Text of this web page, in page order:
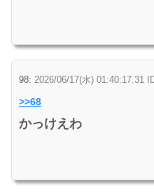
98: 2026/06/17(水) 01:40:17.31
>>68
かっけえわ